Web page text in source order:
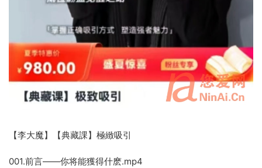
【李大魔】【典藏課】極緻吸引
001.前言——你将能獲得什麽.mp4